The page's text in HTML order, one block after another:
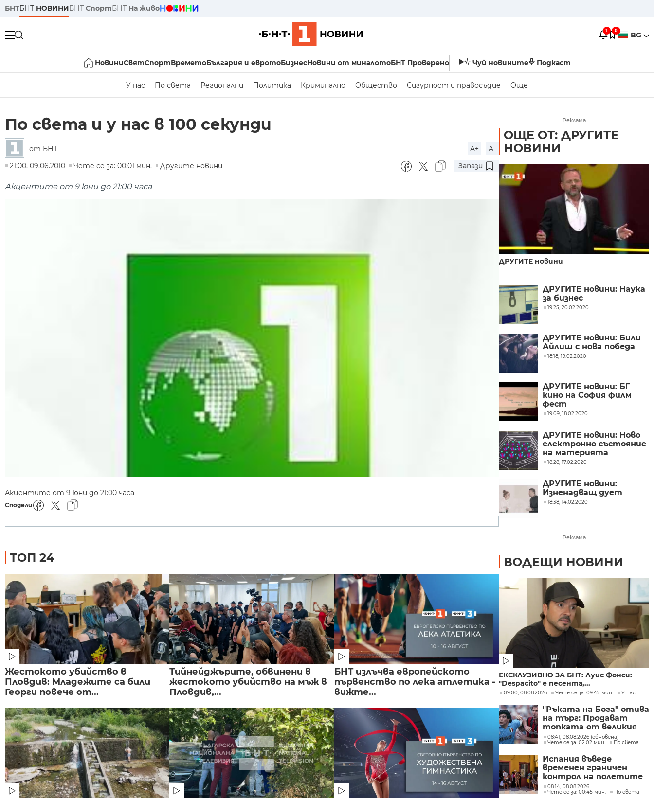
БНТБНТ НОВИНИБНТ СпортБНТ На живо
1 0 BG
НовиниСвятСпортВреметоБългария и евротоБизнесНовини от миналотоБНТ Проверено Чуй новините Подкаст
У нас По света Регионални Политика Криминално Общество Сигурност и правосъдие Още
По света и у нас в 100 секунди
от БНТ A+
A-
21:00, 09.06.2010
Чете се за: 00:01 мин. Другите новини Запази
Акцентите от 9 юни до 21:00 часа
Акцентите от 9 юни до 21:00 часа
Сподели
ТОП 24
Жестокото убийство в
Пловдив: Младежите са били
Георги повече от...
Тийнейджърите, обвинени в
жестокото убийство на мъж в
Пловдив,...
БНТ излъчва европейското
първенство по лека атлетика -
вижте...
Реклама
ОЩЕ ОТ: ДРУГИТЕ
НОВИНИ
ДРУГИТЕ новини
ДРУГИТЕ новини: Наука
за бизнес
19:25, 20.02.2020
ДРУГИТЕ новини: Били
Айлиш с нова победа
18:18, 19.02.2020
ДРУГИТЕ новини: БГ
кино на София филм
фест
19:09, 18.02.2020
ДРУГИТЕ новини: Ново
електронно състояние
на материята
18:28, 17.02.2020
ДРУГИТЕ новини:
Изненадващ дует
18:38, 14.02.2020
Реклама
ВОДЕЩИ НОВИНИ
ЕКСКЛУЗИВНО ЗА БНТ: Луис Фонси:
"Despacito" е песента,...
09:00, 08.08.2026 Чете се за: 09:42 мин. У нас
"Ръката на Бога" отива
на търг: Продават
топката от великия
гол на Марадона
08:41, 08.08.2026 (обновена)
Чете се за: 02:02 мин.
По света
Испания въведе
временен граничен
контрол на полетите
и корабите
пристигащи от
08:14, 08.08.2026
Чете се за: 00:45 мин.
По света